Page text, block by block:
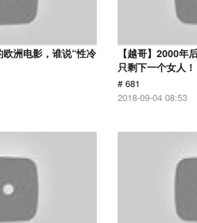
欧洲电影，谁说“性冷
【越哥】2000年
只剩下一个女人！
# 681
2018-09-04 08:53